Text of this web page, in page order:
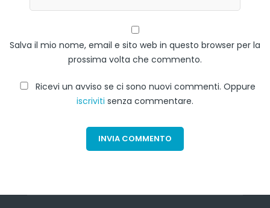
Salva il mio nome, email e sito web in questo browser per la
prossima volta che commento.
Ricevi un avviso se ci sono nuovi commenti. Oppure
iscriviti senza commentare.